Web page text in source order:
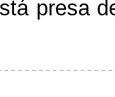
presa